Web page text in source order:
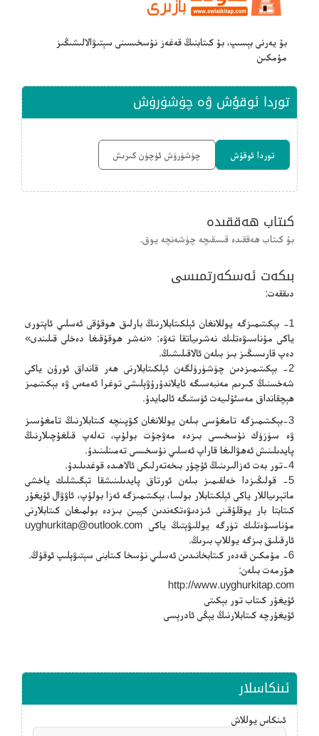
بۇ يەرنى بېسىپ، بۇ كىتابنىڭ قەغەز نۇسخىسىنى سېتىۋالالىشىڭىز
مۇمكىن
توردا ئوقۇش ۋە چۈشۈرۈش
توردا ئوقۇش چۈشۈرۈش ئۈچۈن كىرىش
كىتاب ھەققىدە
بۇ كىتاب ھەققىدە قىسقىچە چۈشەنچە يوق.
بىكەت ئەسكەرتمىسى
دىققەت:
1- بېكىتىمىزگە يوللانغان ئېلكىتابلارنىڭ بارلىق ھوقۇقى ئەسلىي ئاپتورى
ياكى مۇناسىۋەتلىك نەشرىياتقا تەۋە: «نەشر ھوقۇقىغا دەخلى قىلىندى»
دەپ قارىسىڭىز بىز بىلەن ئالاقىلىشىڭ.
2- بېكىتىمىزدىن چۈشۈرۈلگەن ئېلكىتابلارنى ھەر قانداق ئورۇن ياكى
شەخسنىڭ كىرىم مەنبەسىگە ئايلاندۇرۇۋېلىشى توغرا ئەمەس ۋە بېكىتىمىز
ھېچقانداق مەسئۇلىيەت ئۈستىگە ئالمايدۇ.
3-بېكىتىمىزگە تامغۇسى بىلەن يوللانغان كۆپىنچە كىتابلارنىڭ تامغۇسىز
ۋە سۈزۈك نۇسخىسى بىزدە مەۋجۇت بولۇپ، تەلەپ قىلغۇچىلارنىڭ
پايدىلىنىش ئەھۋالىغا قاراپ ئەسلىي نۇسخىسى تەمىنلىنىدۇ.
4-تور بەت ئەزالىرىنىڭ ئۇچۇر بىخەتەرلىكى ئالاھىدە قوغدىلىدۇ.
5- قولىڭىزدا خەلقىمىز بىلەن ئورتاق پايدىلىنىشقا تېگىشلىك ياخشى
ماتېرىياللار ياكى ئېلكىتابلار بولسا، بېكىتىمىزگە ئەزا بولۇپ، ئاۋۋال ئۇيغۇر
كىتابتا بار يوقلۇقىنى ئىزدىۋەتكەندىن كېيىن بىزدە بولمىغان كىتابلارنى
مۇناسىۋەتلىك تۈرگە يوللىۋېتىڭ ياكى uyghurkitap@outlook.com
ئارقىلىق بىزگە يوللاپ بىرىڭ.
6- مۇمكىن قەدەر كىتابخانىدىن ئەسلىي نۇسخا كىتابنى سېتىۋېلىپ ئوقۇڭ.
ھۆرمەت بىلەن:
http://www.uyghurkitap.com
ئۇيغۇر كىتاب تور بېكىتى
ئۇيغۇرچە كىتابلارنىڭ يېڭى ئادرېسى
ئىنكاسلار
ئىنكاس يوللاش